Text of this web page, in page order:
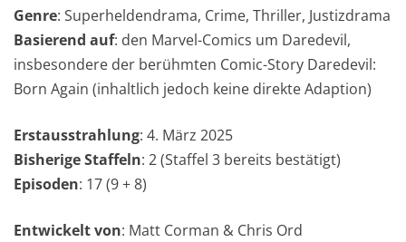
Genre: Superheldendrama, Crime, Thriller, Justizdrama
Basierend auf: den Marvel-Comics um Daredevil,
insbesondere der berühmten Comic-Story Daredevil:
Born Again (inhaltlich jedoch keine direkte Adaption)
Erstausstrahlung: 4. März 2025
Bisherige Staffeln: 2 (Staffel 3 bereits bestätigt)
Episoden: 17 (9 + 8)
Entwickelt von: Matt Corman & Chris Ord